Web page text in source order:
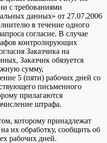
с требованиями
данных» от 27.07.2006
в течение одного
согласие. В случае
контролирующих
Заказчика на
Заказчик обязуется
сумму,
5 (пяти) рабочих дней со
письменного
прилагаются
штрафа.
которому принадлежат
их обработку, сообщить об
рабочих дней.